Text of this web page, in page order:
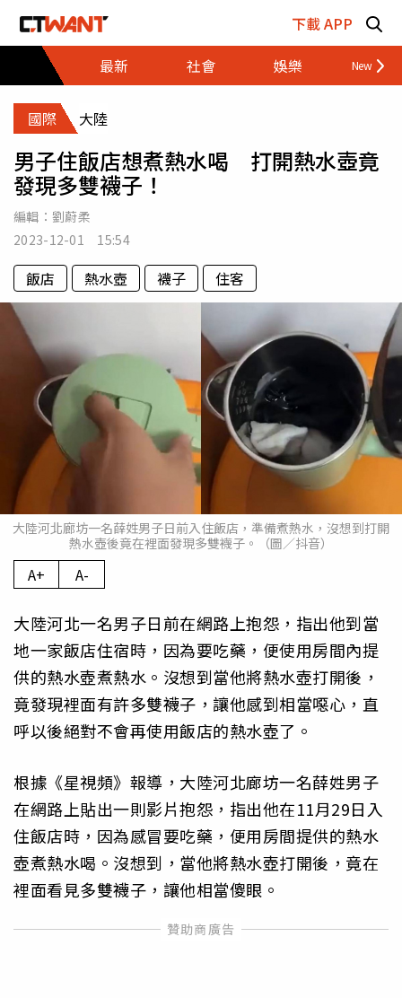
下載 APP
最新
社會 娛樂 財經
國際 大陸
男子住飯店想煮熱水喝 打開熱水壺竟
發現多雙襪子！
編輯： 劉蔚柔
2023-12-01 15:54
飯店 熱水壺 襪子 住客
大陸河北廊坊一名薛姓男子日前入住飯店，準備煮熱水，沒想到打開
熱水壺後竟在裡面發現多雙襪子。（圖／抖音）
A+ A-
大陸河北一名男子日前在網路上抱怨，指出他到當
地一家飯店住宿時，因為要吃藥，便使用房間內提
供的熱水壺煮熱水。沒想到當他將熱水壺打開後，
竟發現裡面有許多雙襪子，讓他感到相當噁心，直
呼以後絕對不會再使用飯店的熱水壺了。
根據《星視頻》報導，大陸河北廊坊一名薛姓男子
在網路上貼出一則影片抱怨，指出他在11月29日入
住飯店時，因為感冒要吃藥，便用房間提供的熱水
壺煮熱水喝。沒想到，當他將熱水壺打開後，竟在
裡面看見多雙襪子，讓他相當傻眼。